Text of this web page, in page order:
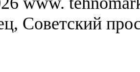
Советский